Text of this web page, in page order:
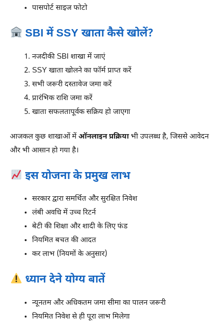
पासपोर्ट साइज फोटो
SBI में SSY खाता कैसे खोलें?
नजदीकी SBI शाखा में जाएं
SSY खाता खोलने का फॉर्म प्राप्त करें
सभी जरूरी दस्तावेज जमा करें
प्रारंभिक राशि जमा करें
खाता सफलतापूर्वक सक्रिय हो जाएगा
आजकल कुछ शाखाओं मेंऑनलाइन प्रक्रियाभी उपलब्ध है, जिससे आवेदन
और भी आसान हो गया है।
इस योजना के प्रमुख लाभ
सरकार द्वारा समर्थित और सुरक्षित निवेश
लंबी अवधि में उच्च रिटर्न
बेटी की शिक्षा और शादी के लिए फंड
नियमित बचत की आदत
कर लाभ (नियमों के अनुसार)
ध्यान देने योग्य बातें
न्यूनतम और अधिकतम जमा सीमा का पालन जरूरी
नियमित निवेश से ही पूरा लाभ मिलेगा